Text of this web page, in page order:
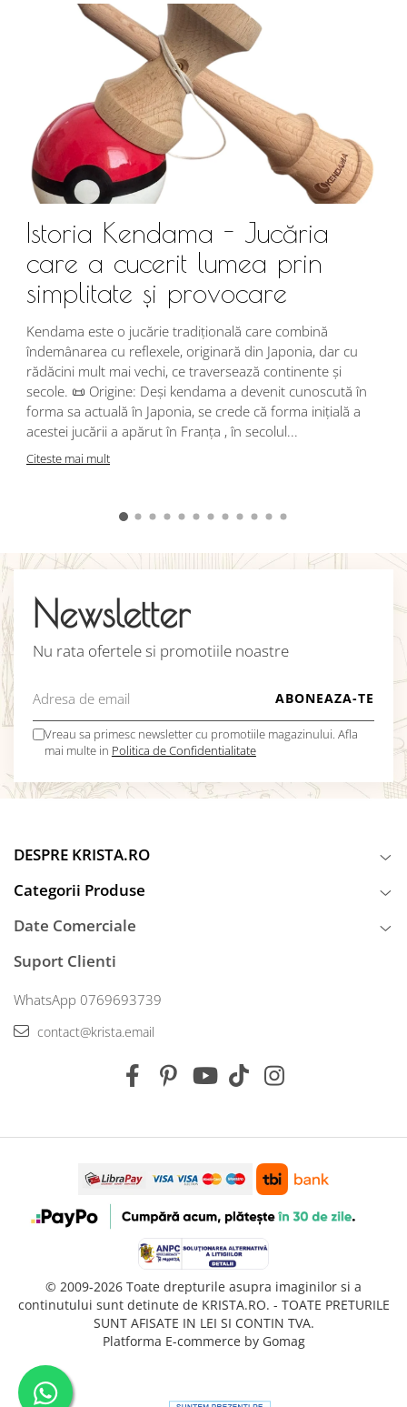
Istoria Kendama - Jucăria
care a cucerit lumea prin
simplitate și provocare
Kendama este o jucărie tradițională care combină
îndemânarea cu reflexele, originară din Japonia, dar cu
rădăcini mult mai vechi, ce traversează continente și
secole. 📜 Origine: Deși kendama a devenit cunoscută în
forma sa actuală în Japonia, se crede că forma inițială a
acestei jucării a apărut în Franța , în secolul...
Citeste mai mult
Newsletter
Nu rata ofertele si promotiile noastre
Vreau sa primesc newsletter cu promotiile magazinului. Afla
mai multe in Politica de Confidentialitate
DESPRE KRISTA.RO
Categorii Produse
Date Comerciale
Suport Clienti
WhatsApp 0769693739
contact@krista.email
© 2009-2026 Toate drepturile asupra imaginilor si a
continutului sunt detinute de KRISTA.RO. - TOATE PRETURILE
SUNT AFISATE IN LEI SI CONTIN TVA.
Platforma E-commerce by Gomag